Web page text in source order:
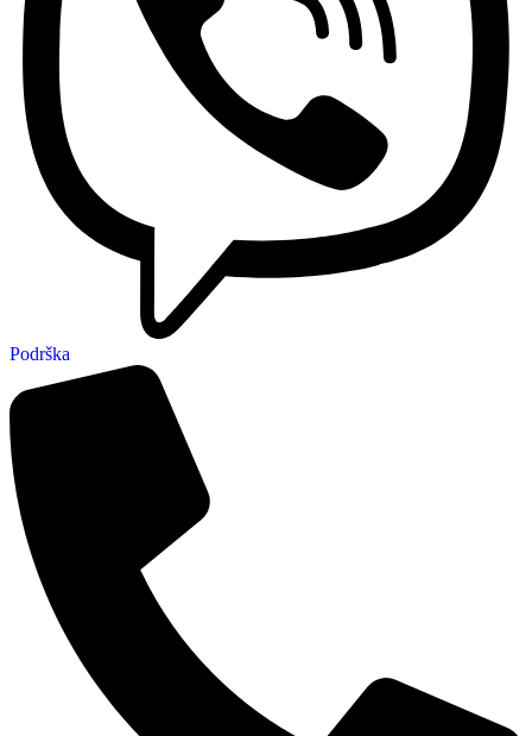
Podrška